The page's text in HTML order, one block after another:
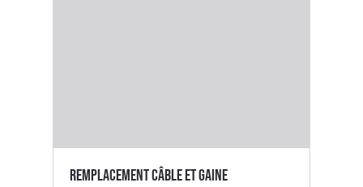
Remplacement câble et gaine